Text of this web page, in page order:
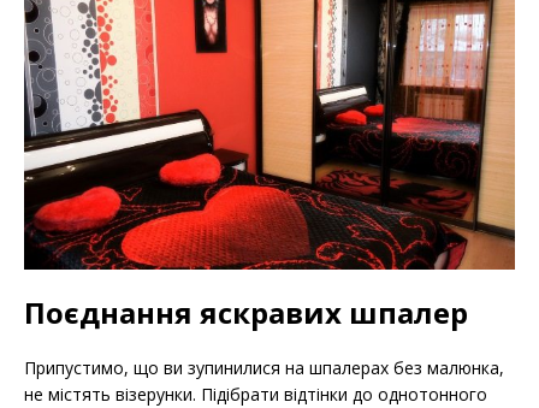
Поєднання яскравих шпалер
Припустимо, що ви зупинилися на шпалерах без малюнка,
не містять візерунки. Підібрати відтінки до однотонного